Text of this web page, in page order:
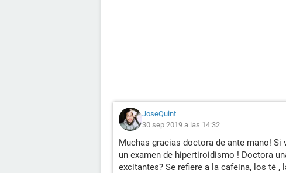
JoseQuint
30 sep 2019 a las 14:32
Muchas gracias doctora de ante mano!
un examen de hipertiroidismo ! Doctora
excitantes? Se refiere a la cafeina, los té